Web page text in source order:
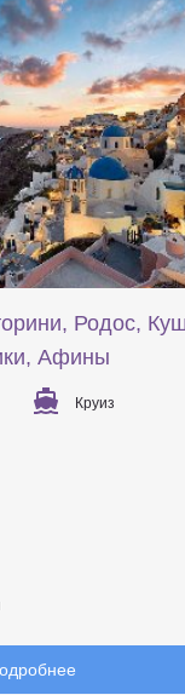
Родос,
Афины
Круиз